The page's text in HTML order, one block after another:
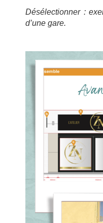
Désélectionner :
d’une gare.